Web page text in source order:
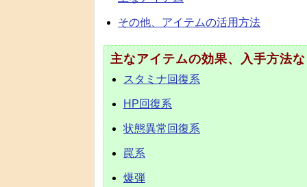
その他、アイテムの活用方法
主なアイテムの効果、入手方法
スタミナ回復系
HP回復系
状態異常回復系
罠系
爆弾